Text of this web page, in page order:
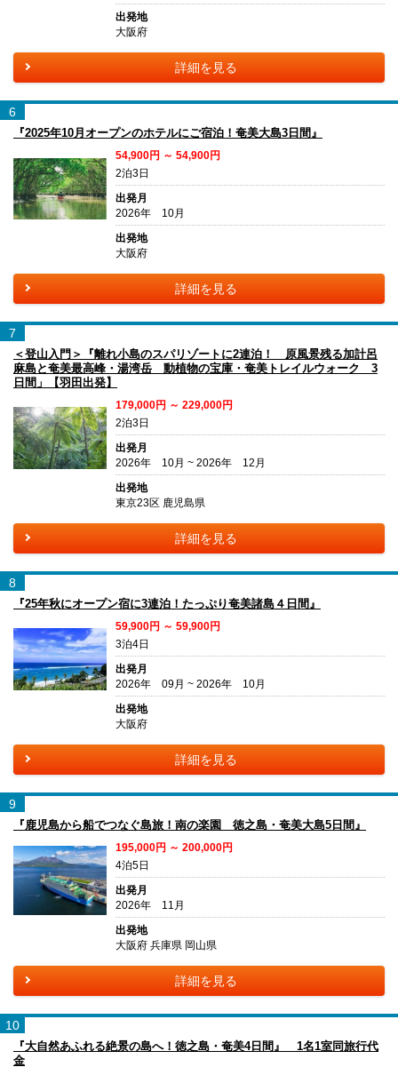
出発地
大阪府
詳細を見る
6
『2025年10月オープンのホテルにご宿泊！奄美大島3日間』
54,900円 ～ 54,900円
2泊3日
出発月
2026年 10月
出発地
大阪府
詳細を見る
7
＜登山入門＞『離れ小島のスパリゾートに2連泊！ 原風景残る加計呂
麻島と奄美最高峰・湯湾岳 動植物の宝庫・奄美トレイルウォーク 3
日間」【羽田出発】
179,000円 ～ 229,000円
2泊3日
出発月
2026年 10月 ~ 2026年 12月
出発地
東京23区 鹿児島県
詳細を見る
8
『25年秋にオープン宿に3連泊！たっぷり奄美諸島４日間』
59,900円 ～ 59,900円
3泊4日
出発月
2026年 09月 ~ 2026年 10月
出発地
大阪府
詳細を見る
9
『鹿児島から船でつなぐ島旅！南の楽園 徳之島・奄美大島5日間』
195,000円 ～ 200,000円
4泊5日
出発月
2026年 11月
出発地
大阪府 兵庫県 岡山県
詳細を見る
10
『大自然あふれる絶景の島へ！徳之島・奄美4日間』 1名1室同旅行代
金